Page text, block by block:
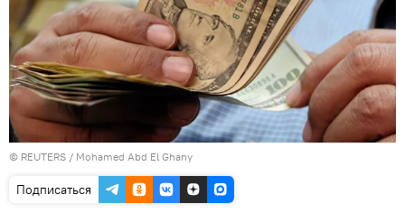
© REUTERS / Mohamed Abd El Ghany
Подписаться